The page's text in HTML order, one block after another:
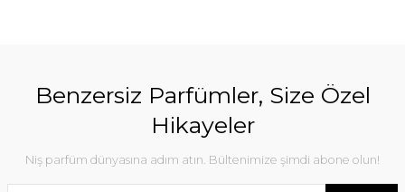
Benzersiz Parfümler, Size Özel
Hikayeler
Niş parfüm dünyasına adım atın. Bültenimize şimdi abone olun!